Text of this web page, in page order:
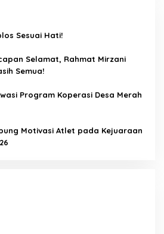
Sesuai Hati!
Selamat, Rahmat Mirzani
Semua!
Program Koperasi Desa Merah
Motivasi Atlet pada Kejuaraan